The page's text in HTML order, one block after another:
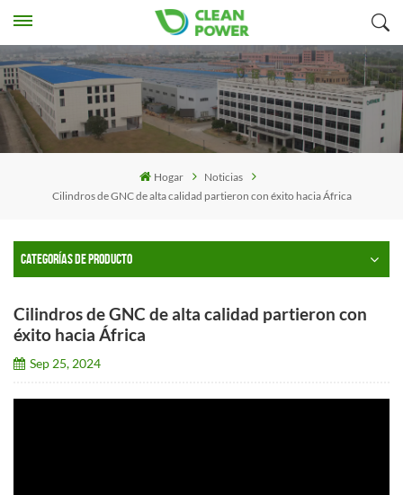
Hogar
Noticias
Cilindros de GNC de alta calidad partieron con éxito hacia África
CATEGORÍAS DE PRODUCTO
Cilindros de GNC de alta calidad partieron con
éxito hacia África
Sep 25, 2024